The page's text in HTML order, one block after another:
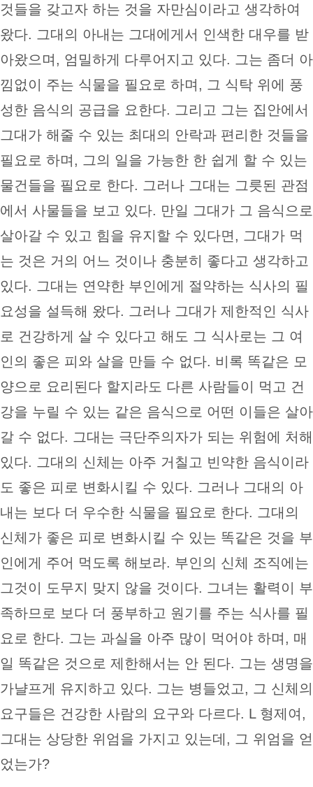
것들을 갖고자 하는 것을 자만심이라고 생각하여
왔다. 그대의 아내는 그대에게서 인색한 대우를 받
아왔으며, 엄밀하게 다루어지고 있다. 그는 좀더 아
낌없이 주는 식물을 필요로 하며, 그 식탁 위에 풍
성한 음식의 공급을 요한다. 그리고 그는 집안에서
그대가 해줄 수 있는 최대의 안락과 편리한 것들을
필요로 하며, 그의 일을 가능한 한 쉽게 할 수 있는
물건들을 필요로 한다. 그러나 그대는 그릇된 관점
에서 사물들을 보고 있다. 만일 그대가 그 음식으로
살아갈 수 있고 힘을 유지할 수 있다면, 그대가 먹
는 것은 거의 어느 것이나 충분히 좋다고 생각하고
있다. 그대는 연약한 부인에게 절약하는 식사의 필
요성을 설득해 왔다. 그러나 그대가 제한적인 식사
로 건강하게 살 수 있다고 해도 그 식사로는 그 여
인의 좋은 피와 살을 만들 수 없다. 비록 똑같은 모
양으로 요리된다 할지라도 다른 사람들이 먹고 건
강을 누릴 수 있는 같은 음식으로 어떤 이들은 살아
갈 수 없다. 그대는 극단주의자가 되는 위험에 처해
있다. 그대의 신체는 아주 거칠고 빈약한 음식이라
도 좋은 피로 변화시킬 수 있다. 그러나 그대의 아
내는 보다 더 우수한 식물을 필요로 한다. 그대의
신체가 좋은 피로 변화시킬 수 있는 똑같은 것을 부
인에게 주어 먹도록 해보라. 부인의 신체 조직에는
그것이 도무지 맞지 않을 것이다. 그녀는 활력이 부
족하므로 보다 더 풍부하고 원기를 주는 식사를 필
요로 한다. 그는 과실을 아주 많이 먹어야 하며, 매
일 똑같은 것으로 제한해서는 안 된다. 그는 생명을
가냘프게 유지하고 있다. 그는 병들었고, 그 신체의
요구들은 건강한 사람의 요구와 다르다. L 형제여,
그대는 상당한 위엄을 가지고 있는데, 그 위엄을 얻
었는가?